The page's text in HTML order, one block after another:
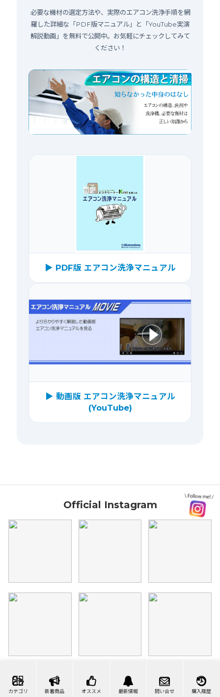
カテゴリ 新着商品 オススメ 最新情報 問い合せ 購入履歴
必要な機材の選定方法や、実際のエアコン洗浄手順を網
羅した詳細な「PDF版マニュアル」と「YouTube実演
解説動画」を無料で公開中。お気軽にチェックしてみて
ください！
▶ PDF版 エアコン洗浄マニュアル
▶ 動画版 エアコン洗浄マニュアル
(YouTube)
Official Instagram